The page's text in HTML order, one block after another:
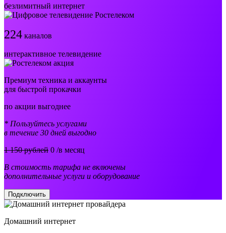
безлимитный интернет
224 каналов
интерактивное телевидение
Премиум техника и аккаунты
для быстрой прокачки
по акции выгоднее
* Пользуйтесь услугами
в течение 30 дней выгодно
1 150 рублей 0 /в месяц
В стоимость тарифа не включены
дополнительные услуги и оборудование
Подключить
Домашний интернет